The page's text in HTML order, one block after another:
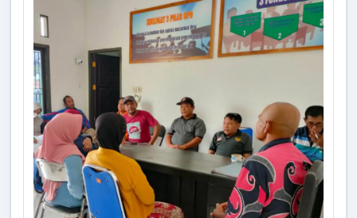
ARTIKEL
Data Suplemen
Desa
Kecamatan
: Pangkalan Lada
Kabupaten
: Kotawaringin Barat
Provinsi
: Kalimantan Tengah
Kode Desa
: 6201052010
Kode Pos
: 74184
Alamat Kantor
Jalan Lada Lima Sungai
Melawen P.Lada